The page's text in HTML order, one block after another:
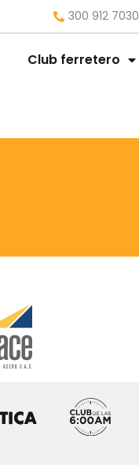
300 912 7030
Club ferretero